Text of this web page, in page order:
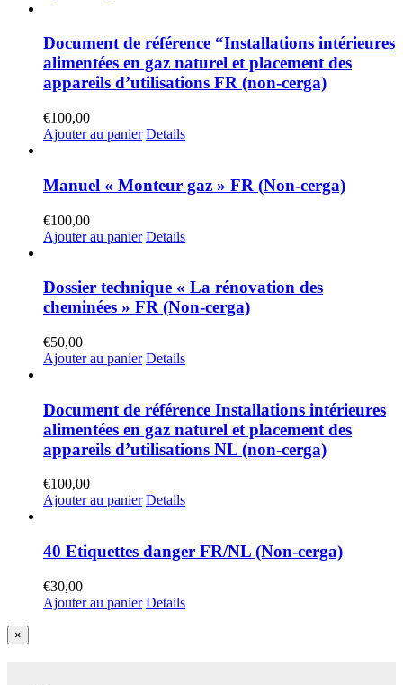
Document de référence “Installations intérieures
alimentées en gaz naturel et placement des
appareils d’utilisations FR (non-cerga)
€100,00
Ajouter au panier Details
Manuel « Monteur gaz » FR (Non-cerga)
€100,00
Ajouter au panier Details
Dossier technique « La rénovation des
cheminées » FR (Non-cerga)
€50,00
Ajouter au panier Details
Document de référence Installations intérieures
alimentées en gaz naturel et placement des
appareils d’utilisations NL (non-cerga)
€100,00
Ajouter au panier Details
40 Etiquettes danger FR/NL (Non-cerga)
€30,00
Ajouter au panier Details
Close
product
×